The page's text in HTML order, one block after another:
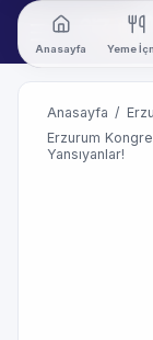
Anasayfa Yeme
Anasayfa /
Erzurum
Yansıyanlar!